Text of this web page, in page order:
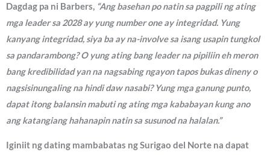
Dagdag pa ni Barbers, “Ang basehan po natin sa pagpili ng ating
mga leader sa 2028 ay yung number one ay integridad. Yung
kanyang integridad, siya ba ay na-involve sa isang usapin tungkol
sa pandarambong? O yung ating bang leader na pipiliin eh meron
bang kredibilidad yan na nagsabing ngayon tapos bukas dineny o
nagsisinungaling na hindi daw nasabi? Yung mga ganung punto,
dapat itong balansin mabuti ng ating mga kababayan kung ano
ang katangiang hahanapin natin sa susunod na halalan.”
Iginiit ng dating mambabatas ng Surigao del Norte na dapat